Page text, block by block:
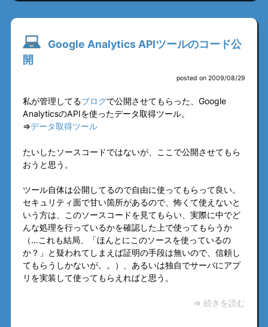
Google Analytics APIツールのコード公
開
posted on 2009/08/29
私が管理してるブログで公開させてもらった、Google
AnalyticsのAPIを使ったデータ取得ツール。
⇒データ取得ツール
たいしたソースコードではないが、ここで公開させてもら
おうと思う。
ツール自体は公開してるので自由に使ってもらって良い。
セキュリティ面で甘い箇所があるので、怖くて使えないと
いう方は、このソースコードを見てもらい、実際に中でど
んな処理を行っているかを確認した上で使ってもらうか
（…これも結局、「ほんとにこのソースを使っているの
か？」と疑われてしまえば証明の手段は無いので、信頼し
てもらうしかないが。。）、あるいは独自でサーバにアプ
リを実装して使ってもらえればと思う。
⇒ 続きを読む